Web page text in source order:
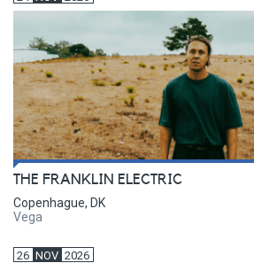
THE FRANKLIN ELECTRIC
Copenhague, DK
Vega
26 NOV 2026